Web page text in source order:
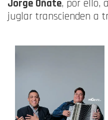
Jorge Oñate, por ello,
juglar transcienden a